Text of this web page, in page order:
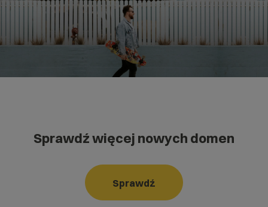
Sprawdź więcej nowych domen
Sprawdź